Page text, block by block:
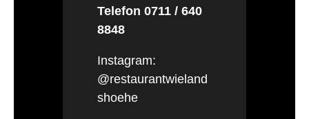
Telefon 0711 / 640
8848
Instagram:
@restaurantwieland
shoehe